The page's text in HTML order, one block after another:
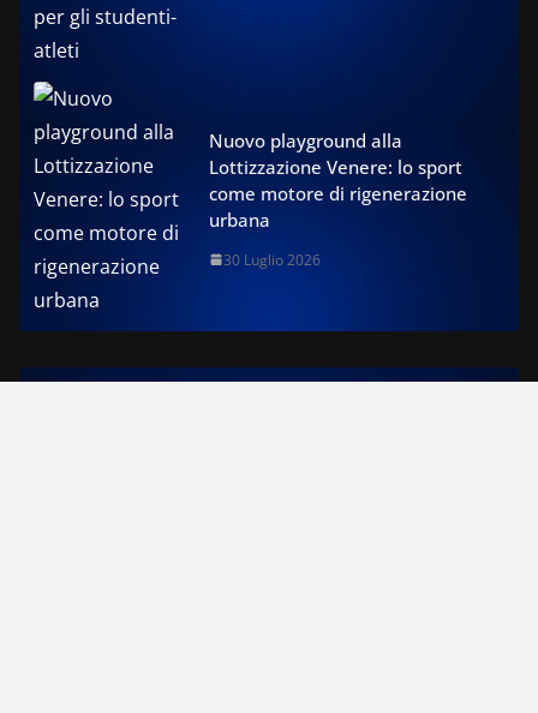
Nuovo playground alla
Lottizzazione Venere: lo sport
come motore di rigenerazione
urbana
30 Luglio 2026